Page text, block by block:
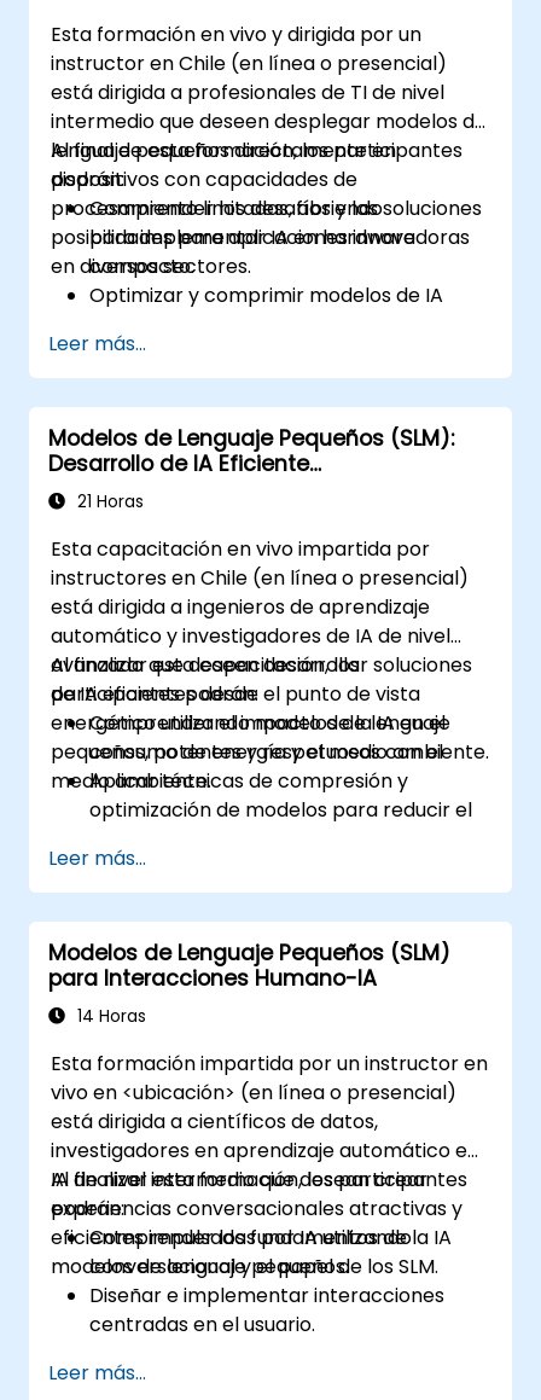
Esta formación en vivo y dirigida por un
instructor en Chile (en línea o presencial)
está dirigida a profesionales de TI de nivel
intermedio que deseen desplegar modelos de
lenguaje pequeños directamente en
dispositivos con capacidades de
procesamiento limitadas, abriendo
posibilidades para aplicaciones innovadoras
en diversos sectores.
Al final de esta formación, los participantes
podrán:
Comprender los desafíos y las soluciones
para implementar IA en hardware
compacto.
Optimizar y comprimir modelos de IA
dispositivo.
Utilizar marcos de trabajo y herramientas
modernos de IA para la implementación
de modelos en el dispositivo.
Diseñar y desarrollar aplicaciones de IA
en tiempo real para dispositivos móviles e
Evaluar y garantizar la seguridad y
privacidad de los sistemas de IA en el
dispositivo.
Leer más...
Modelos de Lenguaje Pequeños (SLM):
Desarrollo de IA Eficiente
Energéticamente
21 Horas
Esta capacitación en vivo impartida por
instructores en Chile (en línea o presencial)
está dirigida a ingenieros de aprendizaje
automático y investigadores de IA de nivel
avanzado que deseen desarrollar soluciones
de IA eficientes desde el punto de vista
energético utilizando modelos de lenguaje
pequeños, potentes y respetuosos con el
medio ambiente.
Al finalizar esta capacitación, los
participantes podrán:
Comprender el impacto de la IA en el
consumo de energía y el medio ambiente.
Aplicar técnicas de compresión y
optimización de modelos para reducir el
modelos de IA.
Utilizar hardware y marcos de software
eficientes energéticamente para la
implementación de IA.
Implementar las mejores prácticas para
el desarrollo sostenible de IA.
sostenibles en la industria de la IA.
Leer más...
Modelos de Lenguaje Pequeños (SLM)
para Interacciones Humano-IA
14 Horas
Esta formación impartida por un instructor en
vivo en <ubicación> (en línea o presencial)
está dirigida a científicos de datos,
investigadores en aprendizaje automático e
IA de nivel intermedio que desean crear
experiencias conversacionales atractivas y
eficientes impulsadas por IA utilizando
modelos de lenguaje pequeños.
Al finalizar esta formación, los participantes
podrán:
Comprender los fundamentos de la IA
conversacional y el papel de los SLM.
Diseñar e implementar interacciones
centradas en el usuario.
aplicaciones interactivas.
Leer más...